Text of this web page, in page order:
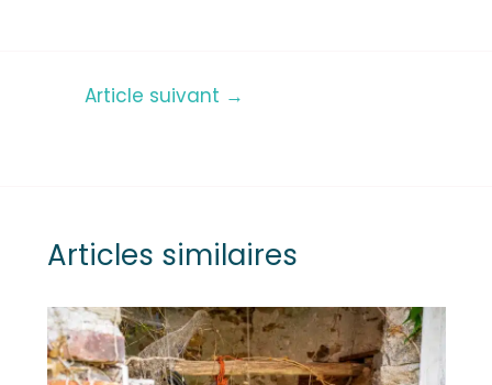
Article suivant →
Articles similaires